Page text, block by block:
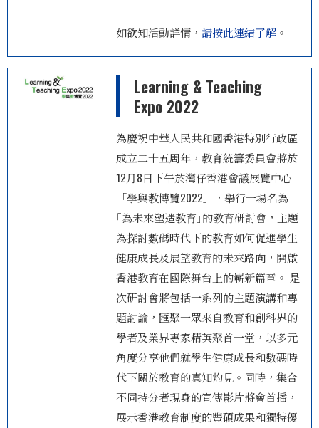
如欲知活動詳情，請按此連結了解 。
Learning & Teaching
Expo 2022
為慶祝中華人民共和國香港特別行政區
成立二十五周年，教育統籌委員會將於
12月8日下午於灣仔香港會議展覽中心
「學與教博覽2022」，舉行一場名為
｢為未來塑造教育｣的教育研討會，主題
為探討數碼時代下的教育如何促進學生
健康成長及展望教育的未來路向，開啟
香港教育在國際舞台上的嶄新篇章。 是
次研討會將包括一系列的主題演講和專
題討論，匯聚一眾來自教育和創科界的
學者及業界專家精英聚首一堂，以多元
角度分享他們就學生健康成長和數碼時
代下關於教育的真知灼見。同時，集合
不同持分者現身的宣傳影片將會首播，
展示香港教育制度的豐碩成果和獨特優